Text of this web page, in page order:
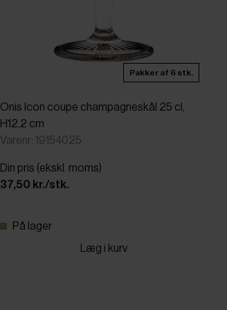
Pakker af 6 stk.
Onis Icon coupe champagneskål 25 cl,
H12,2 cm
Varenr: 19154025
Din pris (ekskl. moms)
37,50 kr./stk.
På lager
Læg i kurv